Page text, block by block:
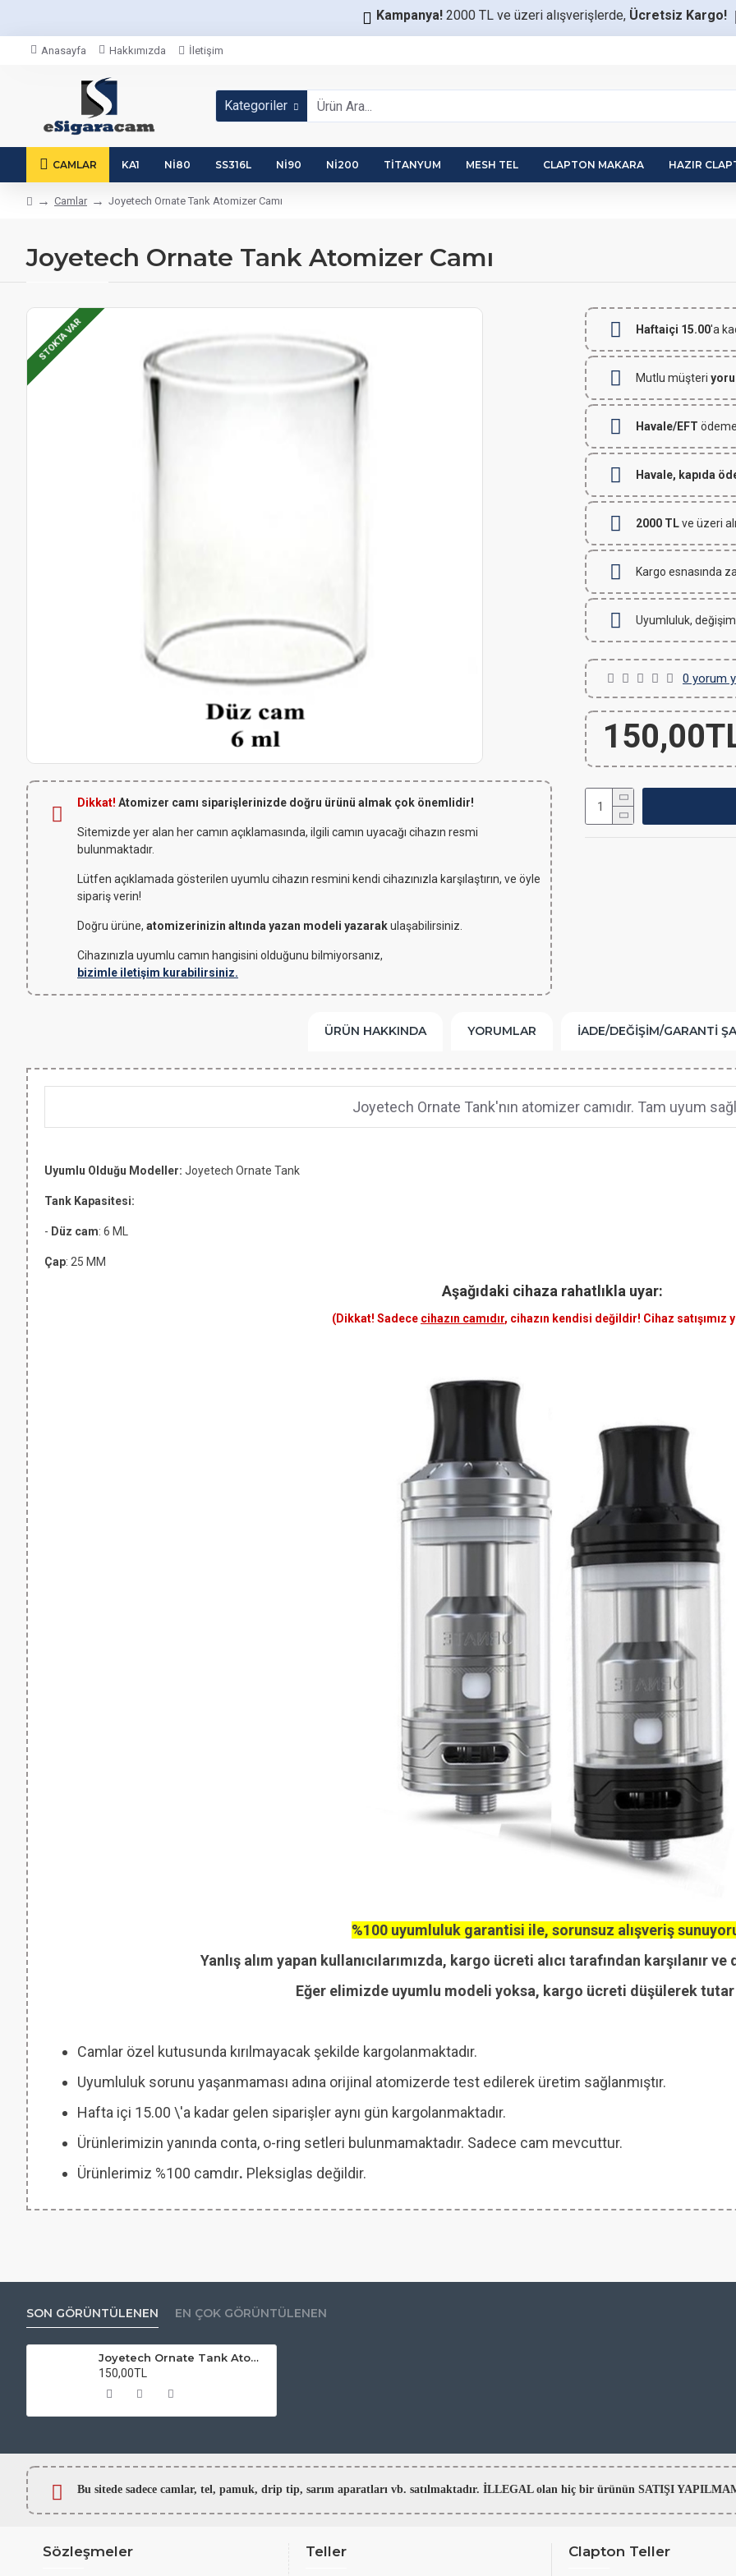
Kampanya! 2000 TL ve üzeri alışverişlerde, Ücretsiz Kargo!
Anasayfa Hakkımızda İletişim
Kategoriler
CAMLAR KA1 NI80 SS316L NI90 NI200 TITANYUM MESH TEL CLAPTON MAKARA HAZIR
Camlar Joyetech Ornate Tank Atomizer Camı
Joyetech Ornate Tank Atomizer Camı
STOKTA VAR
Dikkat! Atomizer camı siparişlerinizde doğru ürünü almak çok önemlidir!
Sitemizde yer alan her camın açıklamasında, ilgili camın uyacağı cihazın resmi
bulunmaktadır.
Lütfen açıklamada gösterilen uyumlu cihazın resmini kendi cihazınızla karşılaştırın, ve öyle
sipariş verin!
Doğru ürüne, atomizerinizin altında yazan modeli yazarakulaşabilirsiniz.
Cihazınızla uyumlu camın hangisini olduğunu bilmiyorsanız,
bizimle iletişim kurabilirsiniz.
Haftaiçi 15.00'a
Mutlu müşteri
Havale/EFT
Havale, kapıda
2000 TLve üzeri
Kargo esnasında
Uyumluluk,
0 yorum
ÜRÜN HAKKINDA YORUMLAR İADE/DEĞIŞIM/GARANTI
Joyetech Ornate Tank'nın atomizer camıdır. Tam uyum
Uyumlu Olduğu Modeller: Joyetech Ornate Tank
Tank Kapasitesi:
- Düz cam: 6 ML
Çap: 25 MM
Aşağıdaki cihaza rahatlıkla uyar:
(Dikkat! Sadece cihazın camıdır, cihazın kendisi değildir! Cihaz satışımız
%100 uyumluluk garantisi ile, sorunsuz alışveriş
Yanlış alım yapan kullanıcılarımızda, kargo ücreti alıcı tarafından karşılanır
Eğer elimizde uyumlu modeli yoksa, kargo ücreti düşülerek
Camlar özel kutusunda kırılmayacak şekilde kargolanmaktadır.
Uyumluluk sorunu yaşanmaması adına orijinal atomizerde test edilerek üretim sağlanmıştır.
Hafta içi 15.00 \'a kadar gelen siparişler aynı gün kargolanmaktadır.
Ürünlerimizin yanında conta, o-ring setleri bulunmamaktadır. Sadece cam mevcuttur.
Ürünlerimiz %100 camdır. Pleksiglas değildir.
SON GÖRÜNTÜLENEN EN ÇOK GÖRÜNTÜLENEN
Joyetech Ornate Tank Atomizer Camı
150,00TL
Bu sitede sadece camlar, tel, pamuk, drip tip, sarım aparatları vb. satılmaktadır. İLLEGAL olan hiç bir ürünün SATIŞI
Sözleşmeler Teller Clapton Teller